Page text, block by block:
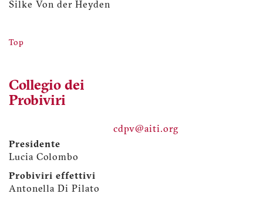
Silke Von der Heyden
Top
Collegio dei
Probiviri
Presidente
Lucia Colombo
Probiviri effettivi
Antonella Di Pilato
cdpv@aiti.org